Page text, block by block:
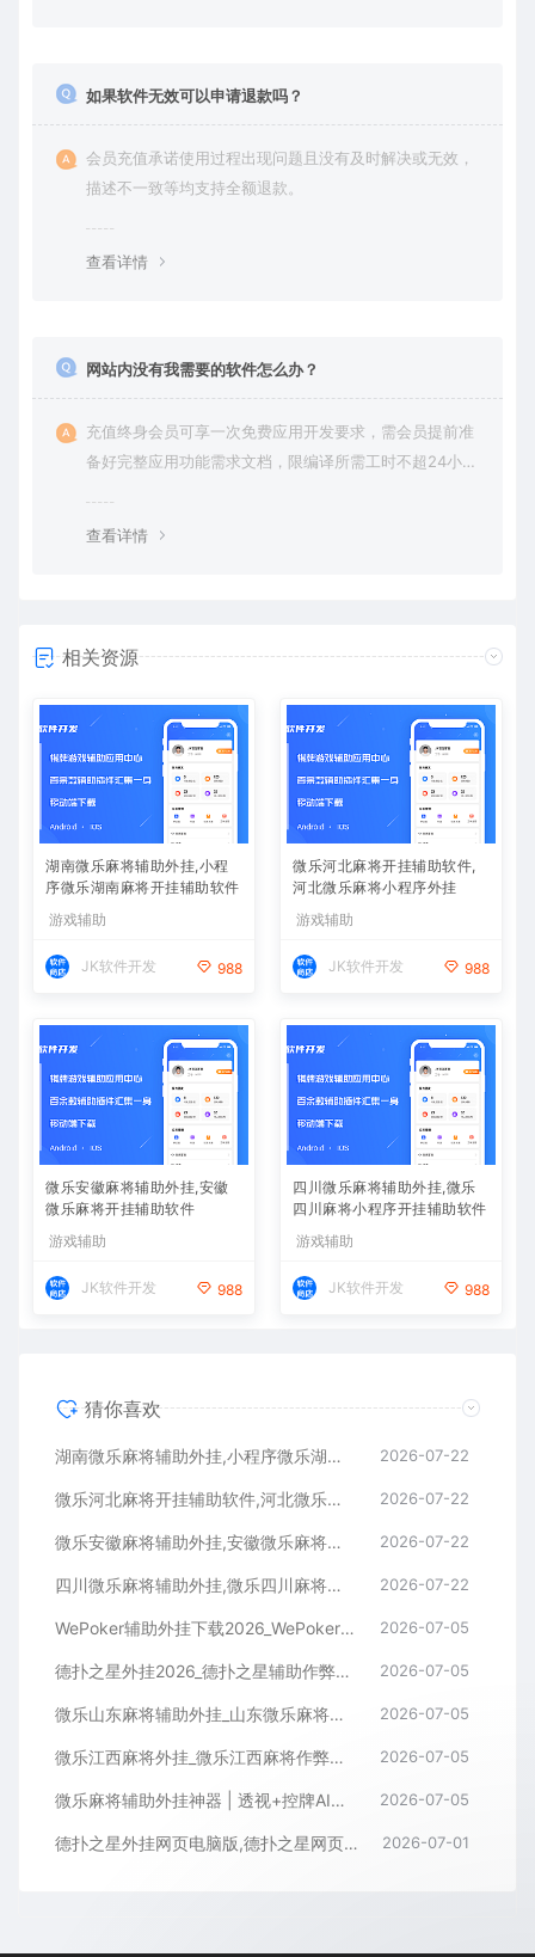
如果软件无效可以申请退款吗？
会员充值承诺使用过程出现问题且没有及时解决或无效，
描述不一致等均支持全额退款。
查看详情
网站内没有我需要的软件怎么办？
充值终身会员可享一次免费应用开发要求，需会员提前准
备好完整应用功能需求文档，限编译所需工时不超24小
查看详情
相关资源
湖南微乐麻将辅助外挂,小程
序微乐湖南麻将开挂辅助软件
游戏辅助
JK软件开发 988
微乐河北麻将开挂辅助软件,
河北微乐麻将小程序外挂
游戏辅助
JK软件开发 988
微乐安徽麻将辅助外挂,安徽
微乐麻将开挂辅助软件
游戏辅助
JK软件开发 988
四川微乐麻将辅助外挂,微乐
四川麻将小程序开挂辅助软件
游戏辅助
JK软件开发 988
猜你喜欢
湖南微乐麻将辅助外挂,小程序微乐湖南麻将开挂辅助软件 2026-07-22
微乐河北麻将开挂辅助软件,河北微乐麻将小程序外挂 2026-07-22
微乐安徽麻将辅助外挂,安徽微乐麻将开挂辅助软件 2026-07-22
四川微乐麻将辅助外挂,微乐四川麻将小程序开挂辅助软件 2026-07-22
WePoker辅助外挂下载2026_WePoker微扑克透视作弊软件 2026-07-05
德扑之星外挂2026_德扑之星辅助作弊软件_德扑之星透视器下载 2026-07-05
微乐山东麻将辅助外挂_山东微乐麻将作弊软件透视下载 2026-07-05
微乐江西麻将外挂_微乐江西麻将作弊辅助软件 2026-07-05
微乐麻将辅助外挂神器 | 透视+控牌AI智能辅助，轻松连胜全场！ 2026-07-05
德扑之星外挂网页电脑版,德扑之星网页版透视辅助器 2026-07-01